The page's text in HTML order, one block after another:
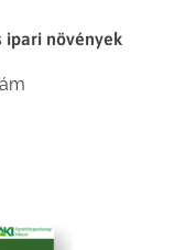
ipari növények